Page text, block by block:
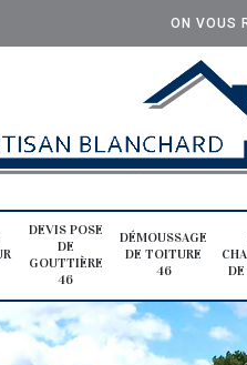
ON VOUS
DEVIS POSE
DE
GOUTTIÈRE
46
DÉMOUSSAGE
DE TOITURE
46